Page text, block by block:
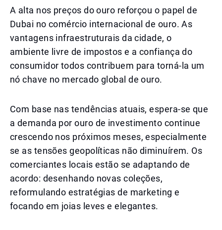
A alta nos preços do ouro reforçou o papel de
Dubai no comércio internacional de ouro. As
vantagens infraestruturais da cidade, o
ambiente livre de impostos e a confiança do
consumidor todos contribuem para torná-la um
nó chave no mercado global de ouro.
Com base nas tendências atuais, espera-se que
a demanda por ouro de investimento continue
crescendo nos próximos meses, especialmente
se as tensões geopolíticas não diminuírem. Os
comerciantes locais estão se adaptando de
acordo: desenhando novas coleções,
reformulando estratégias de marketing e
focando em joias leves e elegantes.